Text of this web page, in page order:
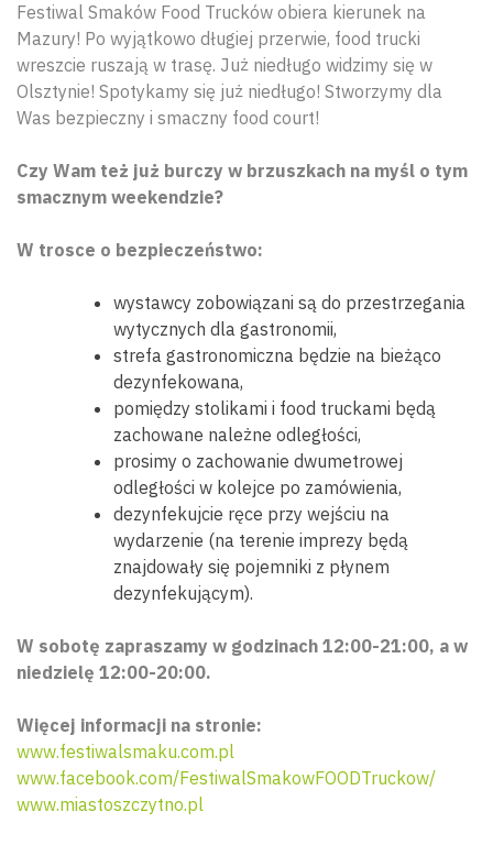
Festiwal Smaków Food Trucków obiera kierunek na
Mazury! Po wyjątkowo długiej przerwie, food trucki
wreszcie ruszają w trasę. Już niedługo widzimy się w
Olsztynie! Spotykamy się już niedługo! Stworzymy dla
Was bezpieczny i smaczny food court!
Czy Wam też już burczy w brzuszkach na myśl o tym
smacznym weekendzie?
W trosce o bezpieczeństwo:
wystawcy zobowiązani są do przestrzegania
wytycznych dla gastronomii,
strefa gastronomiczna będzie na bieżąco
dezynfekowana,
pomiędzy stolikami i food truckami będą
zachowane należne odległości,
prosimy o zachowanie dwumetrowej
odległości w kolejce po zamówienia,
dezynfekujcie ręce przy wejściu na
wydarzenie (na terenie imprezy będą
znajdowały się pojemniki z płynem
dezynfekującym).
W sobotę zapraszamy w godzinach 12:00-21:00, a w
niedzielę 12:00-20:00.
Więcej informacji na stronie:
www.festiwalsmaku.com.pl
www.facebook.com/FestiwalSmakowFOODTruckow/
www.miastoszczytno.pl